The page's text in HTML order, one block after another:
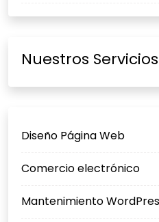
Nuestros Servicios
Diseño Página Web
Comercio electrónico
Mantenimiento